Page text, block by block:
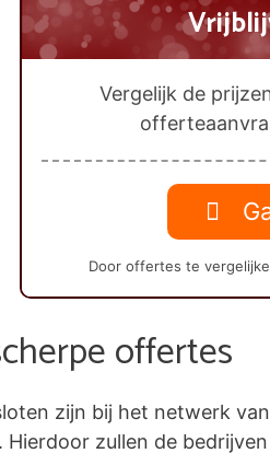
Vergelijk de
Door offertes te
offertes
zijn bij het netwerk
zullen de